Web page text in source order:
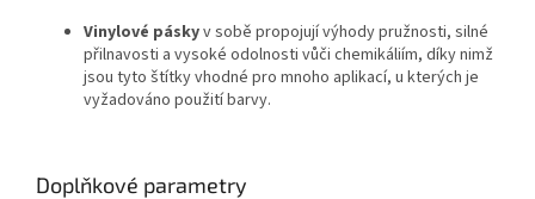
Vinylové páskyv sobě propojují výhody pružnosti, silné
přilnavosti a vysoké odolnosti vůči chemikáliím, díky nimž
jsou tyto štítky vhodné pro mnoho aplikací, u kterých je
vyžadováno použití barvy.
Doplňkové parametry